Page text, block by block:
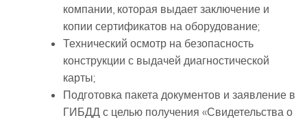
компании, которая выдает заключение и
копии сертификатов на оборудование;
Технический осмотр на безопасность
конструкции с выдачей диагностической
карты;
Подготовка пакета документов и заявление в
ГИБДД с целью получения «Свидетельства о